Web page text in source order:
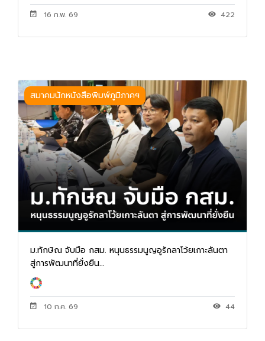
16 ก.พ. 69 422
สมาคมนักหนังสือพิมพ์ภูมิภาคฯ
ม.ทักษิณ จับมือ กสม. หนุนธรรมนูญอูรักลาโว้ยเกาะลันตา
สู่การพัฒนาที่ยั่งยืน...
10 ก.ค. 69 44